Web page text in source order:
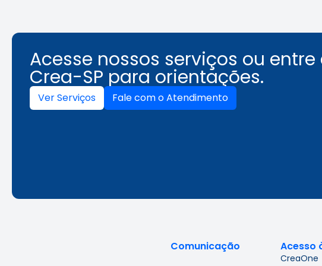
Acesse nossos serviços ou
Crea-SP para orientações.
Ver Serviços Fale com o Atendimento
Comunicação Acesso
CreaOne